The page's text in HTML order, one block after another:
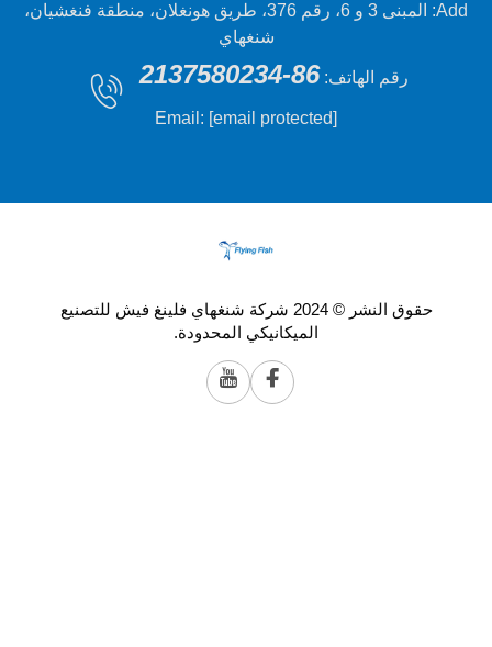
Add: المبنى 3 و 6، رقم 376، طريق هونغلان، منطقة فنغشيان،
86-2137580234
Email:[email protected]
حقوق النشر © 2024 شركة شنغهاي فلينغ فيش للتصنيع
الميكانيكي المحدودة.